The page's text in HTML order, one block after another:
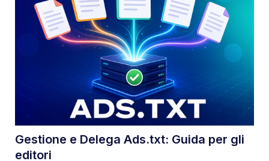
Gestione e Delega Ads.txt: Guida per gli
editori